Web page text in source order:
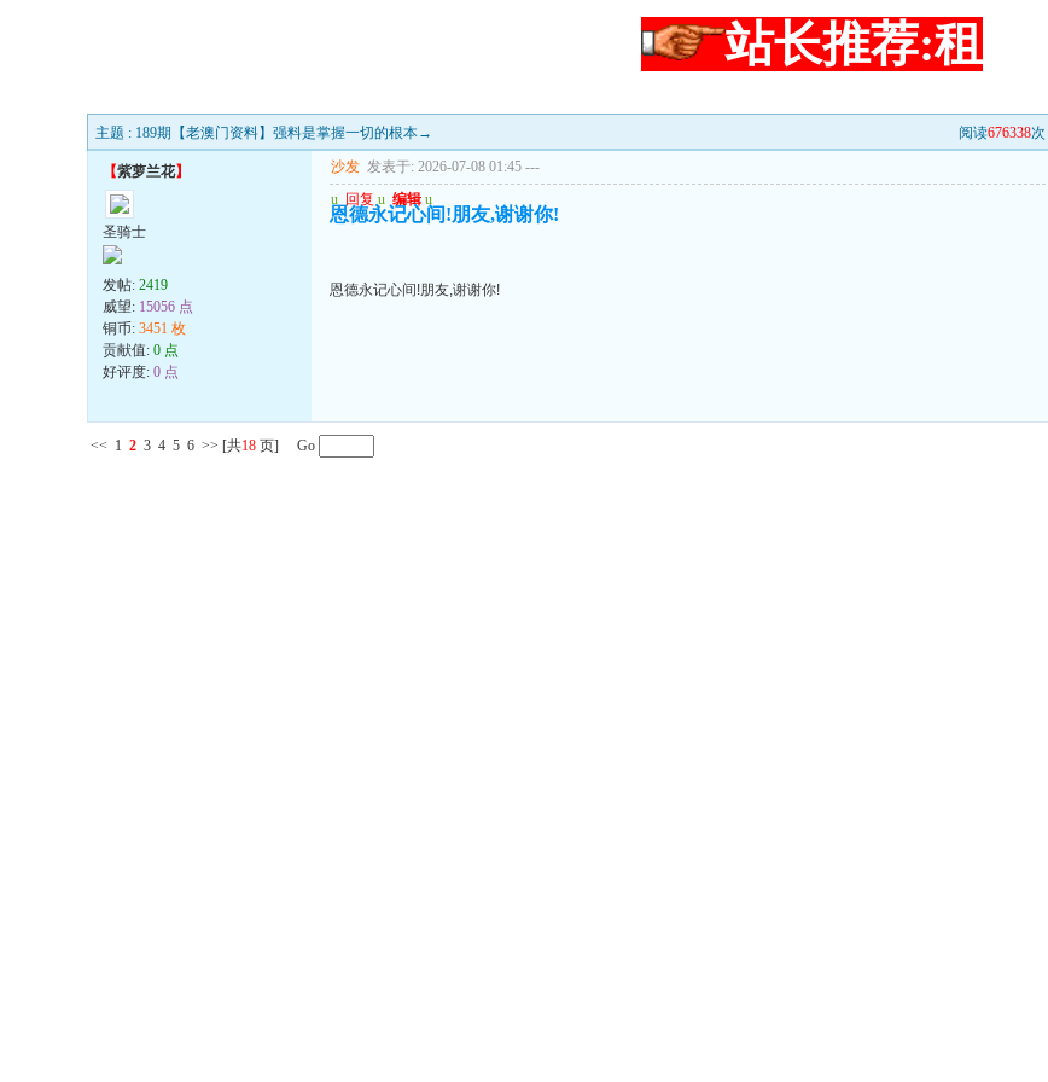
站长推荐:租
主题 : 189期【老澳门资料】强料是掌握一切的根本→ 阅读676338次 |
【紫萝兰花】
圣骑士
发帖: 2419
威望: 15056 点
铜币: 3451 枚
贡献值: 0 点
好评度: 0 点
沙发 发表于: 2026-07-08 01:45 ---
u 回复 u 编辑 u
恩德永记心间!朋友,谢谢你!
恩德永记心间!朋友,谢谢你!
<< 1 2 3 4 5 6 >> [共18 页] Go